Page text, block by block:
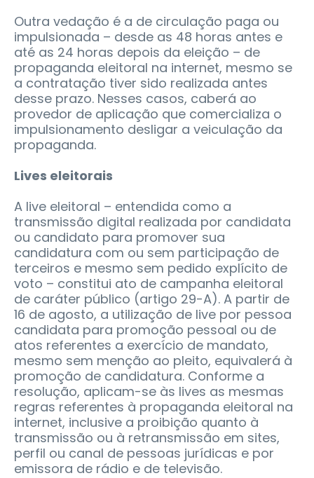
Outra vedação é a de circulação paga ou
impulsionada – desde as 48 horas antes e
até as 24 horas depois da eleição – de
propaganda eleitoral na internet, mesmo se
a contratação tiver sido realizada antes
desse prazo. Nesses casos, caberá ao
provedor de aplicação que comercializa o
impulsionamento desligar a veiculação da
propaganda.
Lives eleitorais
A live eleitoral – entendida como a
transmissão digital realizada por candidata
ou candidato para promover sua
candidatura com ou sem participação de
terceiros e mesmo sem pedido explícito de
voto – constitui ato de campanha eleitoral
de caráter público (artigo 29-A). A partir de
16 de agosto, a utilização de live por pessoa
candidata para promoção pessoal ou de
atos referentes a exercício de mandato,
mesmo sem menção ao pleito, equivalerá à
promoção de candidatura. Conforme a
resolução, aplicam-se às lives as mesmas
regras referentes à propaganda eleitoral na
internet, inclusive a proibição quanto à
transmissão ou à retransmissão em sites,
perfil ou canal de pessoas jurídicas e por
emissora de rádio e de televisão.